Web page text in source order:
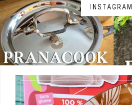
INSTAGRAM